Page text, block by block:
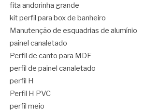
fita andorinha grande
kit perfil para box de banheiro
Manutenção de esquadrias de alumínio
painel canaletado
Perfil de canto para MDF
perfil de painel canaletado
perfil H
Perfil H PVC
perfil meio